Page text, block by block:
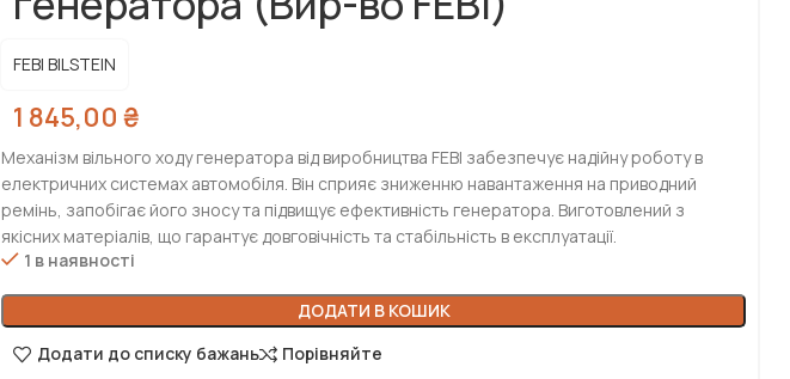
FEBI BILSTEIN
1 845,00 ₴
Механізм вільного ходу генератора від виробництва FEBI забезпечує надійну роботу в
електричних системах автомобіля. Він сприяє зниженню навантаження на приводний
ремінь, запобігає його зносу та підвищує ефективність генератора. Виготовлений з
якісних матеріалів, що гарантує довговічність та стабільність в експлуатації.
1 в наявності
ДОДАТИ В КОШИК
Додати до списку бажань
Порівняйте